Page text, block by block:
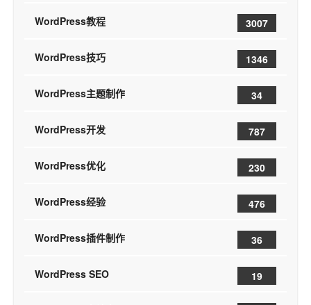
WordPress教程 3007
WordPress技巧 1346
WordPress主题制作 34
WordPress开发 787
WordPress优化 230
WordPress经验 476
WordPress插件制作 36
WordPress SEO 19